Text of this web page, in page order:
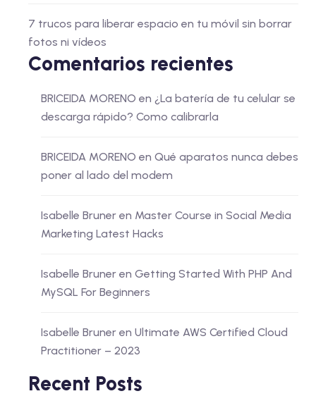
7 trucos para liberar espacio en tu móvil sin borrar
fotos ni vídeos
Comentarios recientes
BRICEIDA MORENO en ¿La batería de tu celular se
descarga rápido? Como calibrarla
BRICEIDA MORENO en Qué aparatos nunca debes
poner al lado del modem
Isabelle Bruner en Master Course in Social Media
Marketing Latest Hacks
Isabelle Bruner en Getting Started With PHP And
MySQL For Beginners
Isabelle Bruner en Ultimate AWS Certified Cloud
Practitioner – 2023
Recent Posts